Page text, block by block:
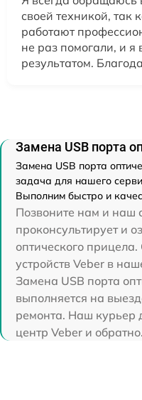
своей техникой, так
работают
не раз помогали, и я
результатом.
Замена USB порта
Замена USB порта
задача для нашего
Выполним быстро и
Позвоните нам и наш
проконсультирует и
оптического
устройств Veber в
Замена USB порта
выполняется на
ремонта. Наш курьер
центр Veber и обратно.